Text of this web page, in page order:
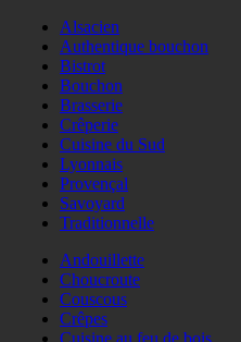
Alsacien
Authentique bouchon
Bistrot
Bouchon
Brasserie
Crêperie
Cuisine du Sud
Lyonnais
Provençal
Savoyard
Traditionnelle
Andouillette
Choucroute
Couscous
Crêpes
Cuisine au feu de bois